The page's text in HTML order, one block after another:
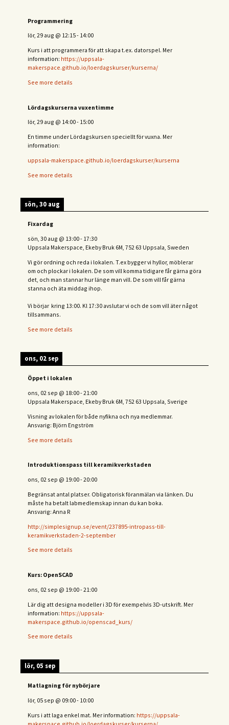
Programmering
lör, 29 aug @ 12:15- 14:00
Kurs i att programmera för att skapa t.ex. datorspel. Mer
information: https://uppsala-
makerspace.github.io/loerdagskurser/kurserna/
See more details
Lördagskurserna vuxentimme
lör, 29 aug @ 14:00- 15:00
En timme under Lördagskursen speciellt för vuxna. Mer
information:
uppsala-makerspace.github.io/loerdagskurser/kurserna
See more details
sön, 30 aug
Fixardag
sön, 30 aug @ 13:00- 17:30
Uppsala Makerspace, Ekeby Bruk 6M, 752 63 Uppsala, Sweden
Vi gör ordning och reda i lokalen. T.ex bygger vi hyllor, möblerar
om och plockar i lokalen. De som vill komma tidigare får gärna göra
det, och man stannar hur länge man vill. De som vill får gärna
stanna och äta middag ihop.
Vi börjar kring 13:00. Kl 17:30 avslutar vi och de som vill äter något
tillsammans.
See more details
ons, 02 sep
Öppet i lokalen
ons, 02 sep @ 18:00-21:00
Uppsala Makerspace, Ekeby Bruk 6M, 752 63 Uppsala, Sverige
Visning av lokalen för både nyfikna och nya medlemmar.
Ansvarig: Björn Engström
See more details
Introduktionspass till keramikverkstaden
ons, 02 sep @ 19:00-20:00
Begränsat antal platser. Obligatorisk föranmälan via länken. Du
måste ha betalt labmedlemskap innan du kan boka.
Ansvarig: Anna R
http://simplesignup.se/event/237895-intropass-till-
keramikverkstaden-2-september
See more details
Kurs: OpenSCAD
ons, 02 sep @ 19:00-21:00
Lär dig att designa modeller i 3D för exempelvis 3D-utskrift. Mer
information: https://uppsala-
makerspace.github.io/openscad_kurs/
See more details
lör, 05 sep
Matlagning för nybörjare
lör, 05 sep @ 09:00- 10:00
Kurs i att laga enkel mat. Mer information: https://uppsala-